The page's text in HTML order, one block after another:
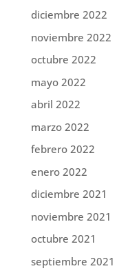
diciembre 2022
noviembre 2022
octubre 2022
mayo 2022
abril 2022
marzo 2022
febrero 2022
enero 2022
diciembre 2021
noviembre 2021
octubre 2021
septiembre 2021